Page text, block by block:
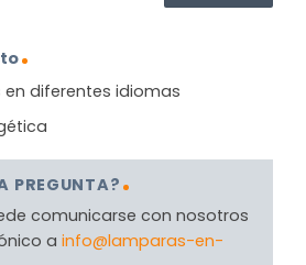
diferentes idiomas
PREGUNTA?
comunicarse con nosotros
a info@lamparas-en-